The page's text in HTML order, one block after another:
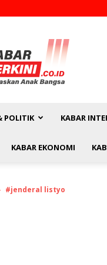
kabarterkini.co.id
POLITIK KABAR
KABAR EKONOMI
#jenderal listyo